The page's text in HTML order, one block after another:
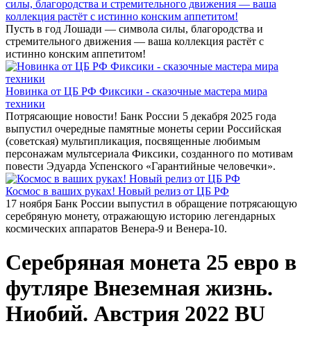
силы, благородства и стремительного движения — ваша
коллекция растёт с истинно конским аппетитом!
Пусть в год Лошади — символа силы, благородства и
стремительного движения — ваша коллекция растёт с
истинно конским аппетитом!
Новинка от ЦБ РФ Фиксики - сказочные мастера мира
техники
Потрясающие новости! Банк России 5 декабря 2025 года
выпустил очередные памятные монеты серии Российская
(советская) мультипликация, посвященные любимым
персонажам мультсериала Фиксики, созданного по мотивам
повести Эдуарда Успенского «Гарантийные человечки».
Космос в ваших руках! Новый релиз от ЦБ РФ
17 ноября Банк России выпустил в обращение потрясающую
серебряную монету, отражающую историю легендарных
космических аппаратов Венера-9 и Венера-10.
Серебряная монета 25 евро в
футляре Внеземная жизнь.
Ниобий. Австрия 2022 BU